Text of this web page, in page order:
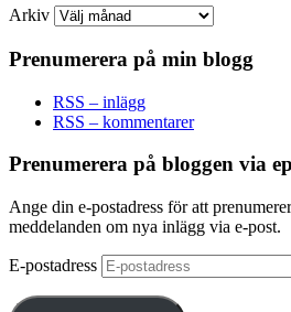
Arkiv
Prenumerera på min blogg
RSS – inlägg
RSS – kommentarer
Prenumerera på bloggen via
Ange din e-postadress för att
meddelanden om nya inlägg via e-post.
E-postadress